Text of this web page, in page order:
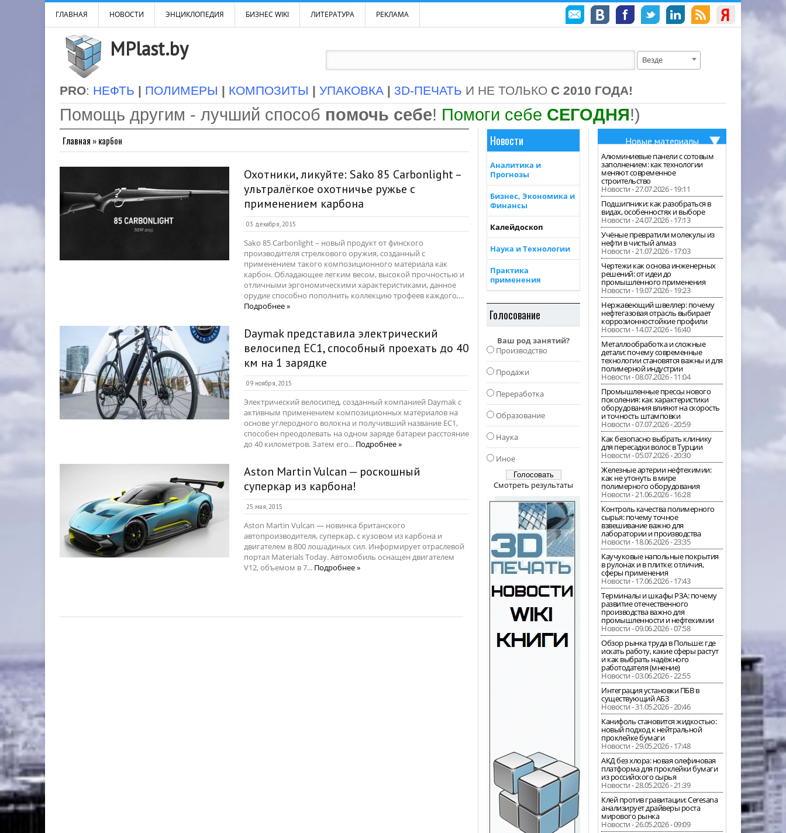
ГЛАВНАЯ НОВОСТИ ЭНЦИКЛОПЕДИЯ БИЗНЕС WIKI ЛИТЕРАТУРА РЕКЛАМА
MPlast.by Везде
PRO: НЕФТЬ | ПОЛИМЕРЫ | КОМПОЗИТЫ | УПАКОВКА | 3D-ПЕЧАТЬ И НЕ ТОЛЬКО С 2010 ГОДА!
Помощь другим - лучший способ помочь себе! Помоги себе СЕГОДНЯ!)
Главная »карбон
Охотники, ликуйте: Sako 85 Carbonlight –
ультралёгкое охотничье ружье с
применением карбона
03 декабря, 2015
Sako 85 Carbonlight – новый продукт от финского
производителя стрелкового оружия, созданный с
применением такого композиционного материала как
карбон. Обладающее легким весом, высокой прочностью и
отличными эргономическими характеристиками, данное
орудие способно пополнить коллекцию трофеев каждого,...
Подробнее »
Daymak представила электрический
велосипед EC1, способный проехать до 40
км на 1 зарядке
09 ноября, 2015
Электрический велосипед, созданный компанией Daymak с
активным применением композиционных материалов на
основе углеродного волокна и получивший название EC1,
способен преодолевать на одном заряде батареи расстояние
до 40 километров. Затем его... Подробнее »
Aston Martin Vulcan — роскошный
суперкар из карбона!
25 мая, 2015
Aston Martin Vulcan — новинка британского
автопроизводителя, суперкар, с кузовом из карбона и
двигателем в 800 лошадиных сил. Информирует отраслевой
портал Materials Today. Автомобиль оснащен двигателем
V12, объемом в 7... Подробнее »
Новости
Аналитика и
Прогнозы
Бизнес, Экономика и
Финансы
Калейдоскоп
Наука и Технологии
Практика
применения
Голосование
Ваш род занятий?
Производство
Продажи
Переработка
Образование
Наука
Иное
Смотреть результаты
Новые материалы
Алюминиевые панели с сотовым
заполнением: как технологии
меняют современное
строительство
Новости - 27.07.2026 - 19:11
Подшипники: как разобраться в
видах, особенностях и выборе
Новости - 24.07.2026 - 17:13
Учёные превратили молекулы из
нефти в чистый алмаз
Новости - 21.07.2026 - 17:03
Чертежи как основа инженерных
решений: от идеи до
промышленного применения
Новости - 19.07.2026 - 19:23
Нержавеющий швеллер: почему
нефтегазовая отрасль выбирает
коррозионностойкие профили
Новости - 14.07.2026 - 16:40
Металлообработка и сложные
детали: почему современные
технологии становятся важны и для
полимерной индустрии
Новости - 08.07.2026 - 11:04
Промышленные прессы нового
поколения: как характеристики
оборудования влияют на скорость
и точность штамповки
Новости - 07.07.2026 - 20:59
Как безопасно выбрать клинику
для пересадки волос в Турции
Новости - 05.07.2026 - 20:30
Железные артерии нефтехимии:
как не утонуть в мире
полимерного оборудования
Новости - 21.06.2026 - 16:28
Контроль качества полимерного
сырья: почему точное
взвешивание важно для
лаборатории и производства
Новости - 18.06.2026 - 23:35
Каучуковые напольные покрытия
в рулонах и в плитке: отличия,
сферы применения
Новости - 17.06.2026 - 17:43
Терминалы и шкафы РЗА: почему
развитие отечественного
производства важно для
промышленности и нефтехимии
Новости - 09.06.2026 - 07:58
Обзор рынка труда в Польше: где
искать работу, какие сферы растут
и как выбрать надёжного
работодателя (мнение)
Новости - 03.06.2026 - 22:55
Интеграция установки ПБВ в
существующий АБЗ
Новости - 31.05.2026 - 20:46
Канифоль становится жидкостью:
новый подход к нейтральной
проклейке бумаги
Новости - 29.05.2026 - 17:48
АКД без хлора: новая олефиновая
платформа для проклейки бумаги
из российского сырья
Новости - 28.05.2026 - 21:39
Клей против гравитации: Ceresana
анализирует драйверы роста
мирового рынка
Новости - 26.05.2026 - 09:09